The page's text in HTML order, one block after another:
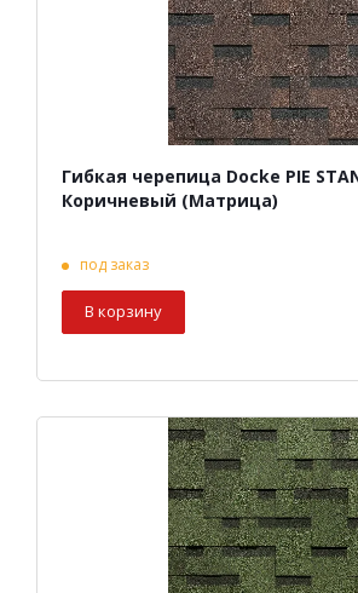
Гибкая черепица Docke PIE
Коричневый (Матрица)
под заказ
В корзину